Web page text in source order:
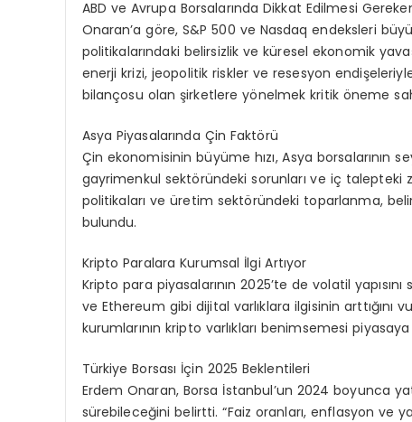
ABD ve Avrupa Borsalarında Dikkat Edilmesi
Onaran’a göre, S&P 500 ve Nasdaq endeksleri
politikalarındaki belirsizlik ve küresel ekonomik
enerji krizi, jeopolitik riskler ve resesyon
bilançosu olan şirketlere yönelmek kritik öneme
Asya Piyasalarında Çin Faktörü
Çin ekonomisinin büyüme hızı, Asya borsalarının
gayrimenkul sektöründeki sorunları ve iç talepteki
politikaları ve üretim sektöründeki toparlanma,
bulundu.
Kripto Paralara Kurumsal İlgi Artıyor
Kripto para piyasalarının 2025’te de volatil
ve Ethereum gibi dijital varlıklara ilgisinin arttığını
kurumlarının kripto varlıkları benimsemesi
Türkiye Borsası İçin 2025 Beklentileri
Erdem Onaran, Borsa İstanbul’un 2024 boyunca
sürebileceğini belirtti. “Faiz oranları, enflasyon ve